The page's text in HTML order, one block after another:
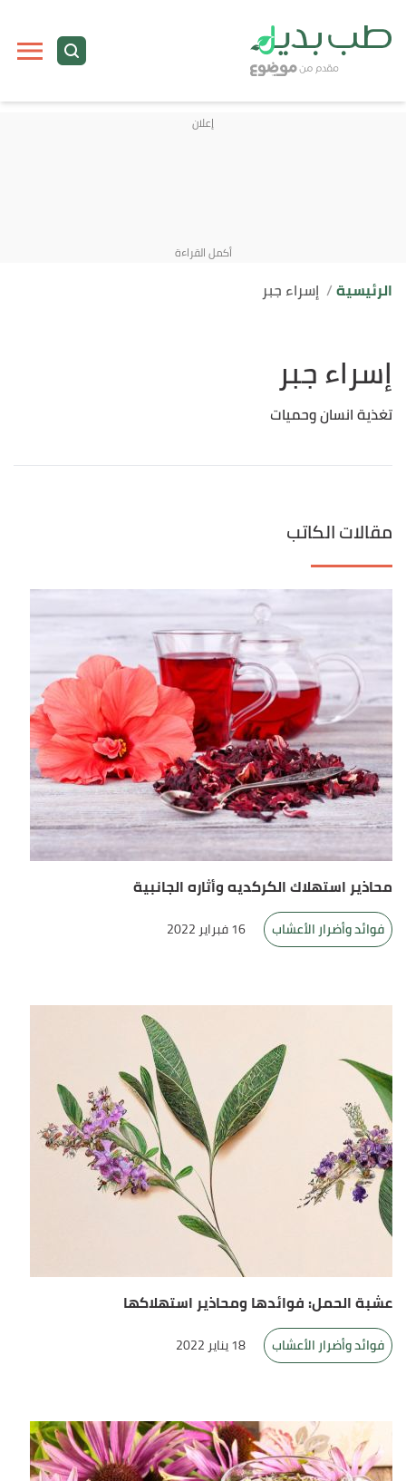
الرئيسية إسراء جبر
إسراء جبر
تغذية انسان وحميات
مقالات الكاتب
محاذير استهلاك الكركديه وأثاره الجانبية
فوائد وأضرار الأعشاب 16 فبراير 2022
عشبة الحمل: فوائدها ومحاذير استهلاكها
فوائد وأضرار الأعشاب 18 يناير 2022